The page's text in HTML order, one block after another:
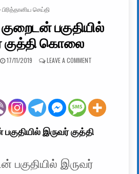
POSTED IN
பிரித்தானிய செய்தி
பகுதியில்
குத்தி கொலை
PUBLISHED DATE:
17/11/2019 LEAVE A COMMENTON லண்டன் –
இருவர் குத்தி
இருவர்